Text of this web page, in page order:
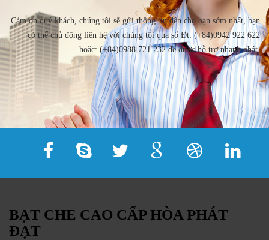
Cảm ơn quý khách, chúng tôi sẽ gửi thông tin đến cho bạn sớm nhất, bạn
có thể chủ động liên hệ với chúng tôi qua số Đt: (+84)0942 922 622
hoặc: (+84)0988.721.232 để được hỗ trợ nhanh nhất.
BẠT CHE CAO CẤP HÒA PHÁT
ĐẠT